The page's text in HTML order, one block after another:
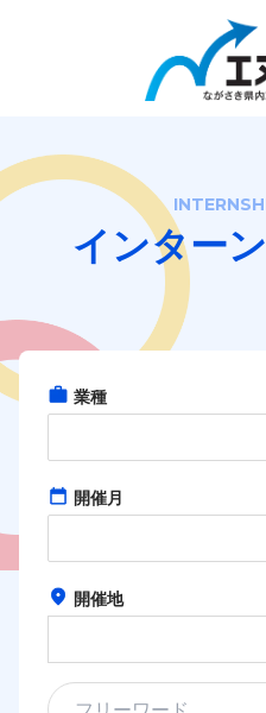
企業検索
会社説明会検索
インターンシップ&キ
求人検索
企業ログイン
企業登録
HOME
インター
業種
開催月
開催地